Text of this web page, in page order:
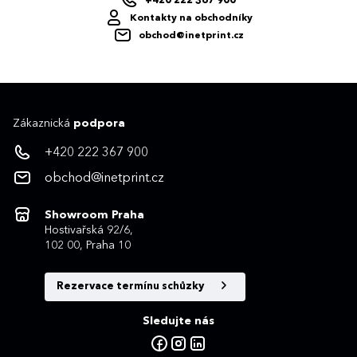
Kontakty na obchodníky
obchod@inetprint.cz
Zákaznická podpora
+420 222 367 900
obchod@inetprint.cz
Showroom Praha
Hostivařská 92/6,
102 00, Praha 10
Rezervace termínu schůzky
Sledujte nás